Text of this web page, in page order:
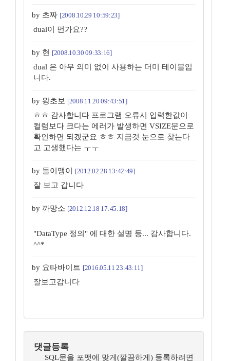
by 초짜 [2008.10.29 10:59:23]
dual이 먼가요??
by 현 [2008.10.30 09:33:16]
dual 은 아무 의미 없이 사용하는 더미 테이블입
니다.
by 왕초보 [2008.11.20 09:43:51]
ㅎㅎ 감사합니다 프로그램 오류시 입력한값이
컬럼보다 크다는 에러가 발생하면 VSIZE문으로
확인하면 되겠군요 ㅎㅎ 지금것 눈으로 찾는다
고 고생했다는 ㅜㅜ
by 돌이맹이 [2012.02.28 13:42:49]
잘 보고 갑니다
by 까망소 [2012.12.18 17:45:18]
"DataType 정의" 에 대한 설명 등... 감사합니다.
^^*
by 요타바이트 [2016.05.11 23:43:11]
잘보고갑니다
댓글등록
SQL문을 포맷에 맞게(깔끔하게) 등록하려면